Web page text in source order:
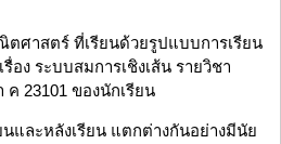
ศาสตร์ ที่เรียนด้วยรูปแบบการเรียน
ง ระบบสมการเชิงเส้น รายวิชา
23101 ของนักเรียน
และหลังเรียน แตกต่างกันอย่างมีนัย